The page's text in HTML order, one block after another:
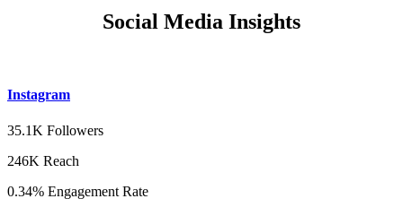
Social Media Insights
Instagram
35.1K Followers
246K Reach
0.34% Engagement Rate